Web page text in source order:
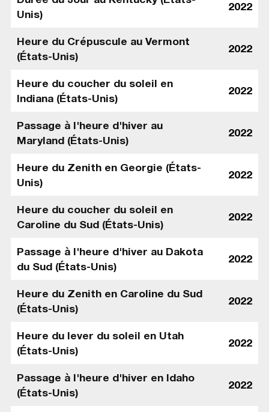
Unis)
2022
Heure du Crépuscule au Vermont
(États-Unis)
2022
Heure du coucher du soleil en
Indiana (États-Unis)
2022
Passage à l'heure d'hiver au
Maryland (États-Unis)
2022
Heure du Zenith en Georgie (États-
Unis)
2022
Heure du coucher du soleil en
Caroline du Sud (États-Unis)
2022
Passage à l'heure d'hiver au Dakota
du Sud (États-Unis)
2022
Heure du Zenith en Caroline du Sud
(États-Unis)
2022
Heure du lever du soleil en Utah
(États-Unis)
2022
Passage à l'heure d'hiver en Idaho
(États-Unis)
2022